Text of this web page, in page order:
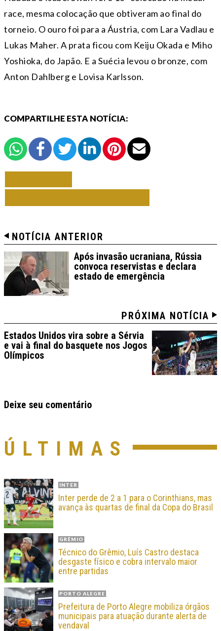
race, mesma colocação que obtiveram ao final do
torneio. O ouro foi para a Áustria, com Lara Vadlau e
Lukas Maher. A prata ficou com Keiju Okada e Miho
Yoshioka, do Japão. E a Suécia levou o bronze, com
Anton Dahlberg e Lovisa Karlsson.
COMPARTILHE ESTA NOTÍCIA:
NOTÍCIA ANTERIOR
Após invasão ucraniana, Rússia
convoca reservistas e declara
estado de emergência
PRÓXIMA NOTÍCIA
Estados Unidos vira sobre a Sérvia
e vai à final do basquete nos Jogos
Olímpicos
Deixe seu comentário
ÚLTIMAS
INTER
Inter perde de 2 a 1 para o Corinthians, mas
avança às quartas de final da Copa do Brasil
GRÊMIO
Técnico do Grêmio, Luís Castro destaca
desgaste físico e cobra intervalo maior
entre partidas
PORTO ALEGRE
Prefeitura de Porto Alegre mobiliza órgãos
municipais para atuação durante alerta de
vendaval